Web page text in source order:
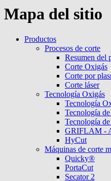
Mapa del sitio
Productos
Procesos de corte
Resumen del
Corte Oxigás
Corte por
Corte láser
Tecnología Oxigás
Tecnología
Tecnología
Tecnología
GRIFLAM -
HyCut
Máquinas de corte
Quicky®
PortaCut
Secator 2